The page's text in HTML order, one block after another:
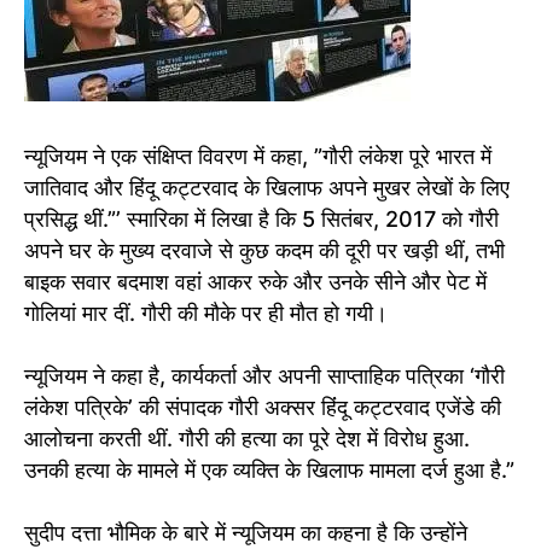
न्यूजियम ने एक संक्षिप्त विवरण में कहा, ”गौरी लंकेश पूरे भारत में
जातिवाद और हिंदू कट्टरवाद के खिलाफ अपने मुखर लेखों के लिए
प्रसिद्ध थीं.”’ स्मारिका में लिखा है कि 5 सितंबर, 2017 को गौरी
अपने घर के मुख्य दरवाजे से कुछ कदम की दूरी पर खड़ी थीं, तभी
बाइक सवार बदमाश वहां आकर रुके और उनके सीने और पेट में
गोलियां मार दीं. गौरी की मौके पर ही मौत हो गयी।
न्यूजियम ने कहा है, कार्यकर्ता और अपनी साप्ताहिक पत्रिका ‘गौरी
लंकेश पत्रिके’ की संपादक गौरी अक्सर हिंंदू कट्टरवाद एजेंडे की
आलोचना करती थीं. गौरी की हत्या का पूरे देश में विरोध हुआ.
उनकी हत्या के मामले में एक व्यक्ति के खिलाफ मामला दर्ज हुआ है.”
सुदीप दत्ता भौमिक के बारे में न्यूजियम का कहना है कि उन्होंने